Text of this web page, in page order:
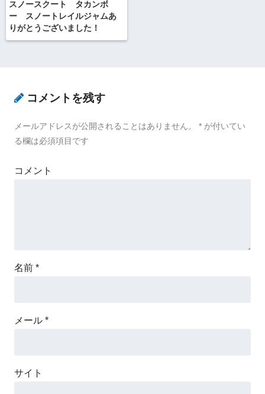
スノースクート タカンボ
ー スノートレイルジャムあ
りがとうございました！
コメントを残す
メールアドレスが公開されることはありません。 * が付いてい
る欄は必須項目です
コメント
名前 *
メール *
サイト